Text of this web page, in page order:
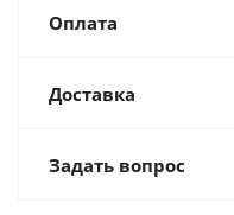
Оплата
Доставка
Задать вопрос